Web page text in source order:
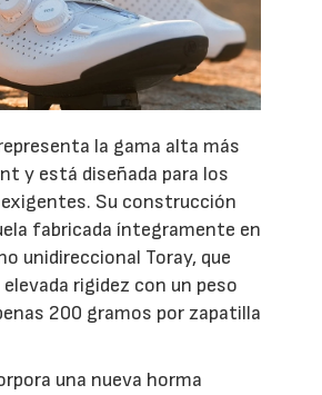
la gama alta más
y está diseñada para los
Su construcción
fabricada íntegramente en
unidireccional Toray, que
rigidez con un peso
200 gramos por zapatilla
una nueva horma